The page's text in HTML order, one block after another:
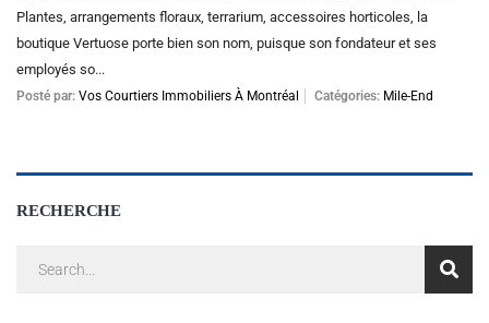
Plantes, arrangements floraux, terrarium, accessoires horticoles, la
boutique Vertuose porte bien son nom, puisque son fondateur et ses
employés so...
Posté par: Vos Courtiers Immobiliers À Montréal Catégories: Mile-End
RECHERCHE